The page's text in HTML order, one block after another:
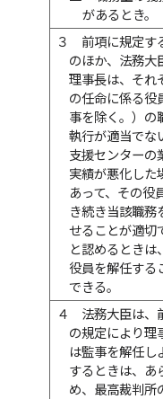
があるとき。
３
前項に規定す
のほか、法務大
理事長は、それ
の任命に係る役
事を除く。）の
執行が適当でな
支援センターの
実績が悪化した
あって、その役
き続き当該職務
せることが適切
と認めるときは
役員を解任する
できる。
４
法務大臣は、
の規定により理
は監事を解任し
するときは、あ
め、最高裁判所